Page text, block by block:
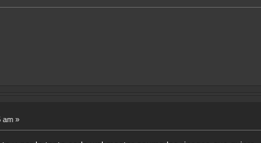
am »